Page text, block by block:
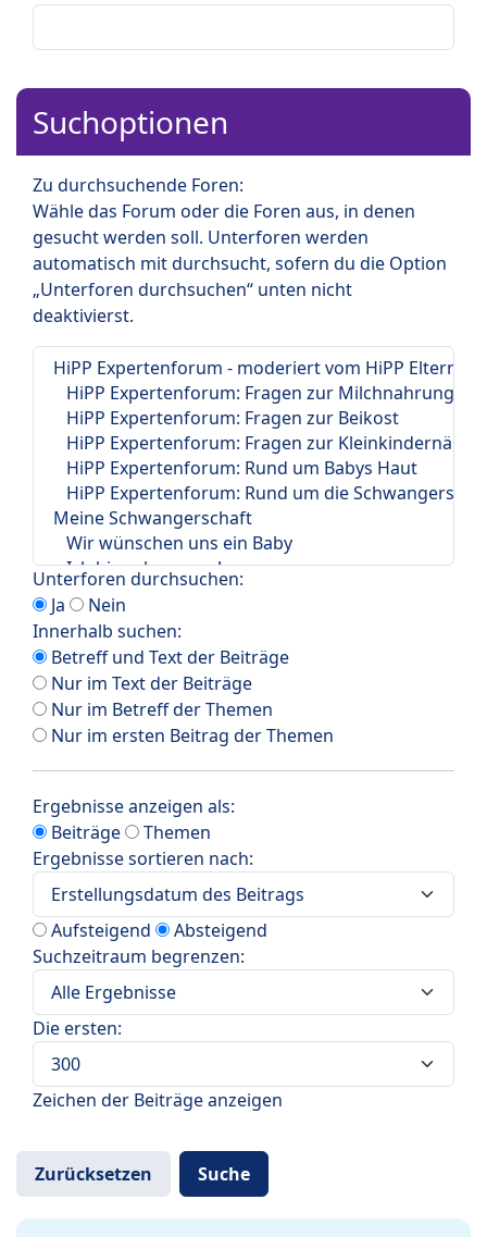
Suchoptionen
Zu durchsuchende Foren:
Wähle das Forum oder die Foren aus, in denen
gesucht werden soll. Unterforen werden
automatisch mit durchsucht, sofern du die Option
„Unterforen durchsuchen“ unten nicht
deaktivierst.
Unterforen durchsuchen:
Ja
Nein
Innerhalb suchen:
Betreff und Text der Beiträge
Nur im Text der Beiträge
Nur im Betreff der Themen
Nur im ersten Beitrag der Themen
Ergebnisse anzeigen als:
Beiträge
Themen
Ergebnisse sortieren nach:
Aufsteigend
Absteigend
Suchzeitraum begrenzen:
Die ersten:
Zeichen der Beiträge anzeigen